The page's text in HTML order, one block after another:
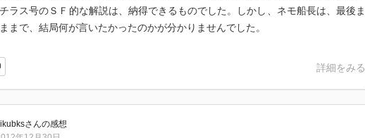
ラス号のＳＦ的な解説は、納得できるものでした。しかし、ネモ船長は、最後ま
まで、結局何が言いたかったのかが分かりませんでした。
詳細をみる
さんの感想